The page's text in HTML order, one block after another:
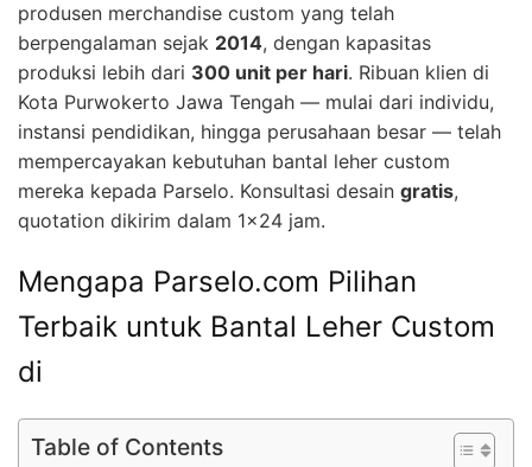
produsen merchandise custom yang telah
berpengalaman sejak 2014, dengan kapasitas
produksi lebih dari 300 unit per hari. Ribuan klien di
Kota Purwokerto Jawa Tengah — mulai dari individu,
instansi pendidikan, hingga perusahaan besar — telah
mempercayakan kebutuhan bantal leher custom
mereka kepada Parselo. Konsultasi desain gratis,
quotation dikirim dalam 1×24 jam.
Mengapa Parselo.com Pilihan
Terbaik untuk Bantal Leher Custom
di
Table of Contents